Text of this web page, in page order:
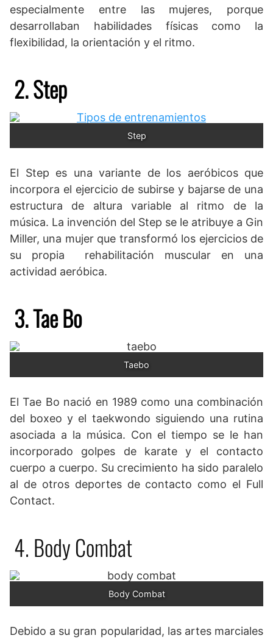
especialmente entre las mujeres, porque
desarrollaban habilidades físicas como la
flexibilidad, la orientación y el ritmo.
2. Step
Step
El Step es una variante de los aeróbicos que
incorpora el ejercicio de subirse y bajarse de una
estructura de altura variable al ritmo de la
música. La invención del Step se le atribuye a Gin
Miller, una mujer que transformó los ejercicios de
su propia rehabilitación muscular en una
actividad aeróbica.
3. Tae Bo
Taebo
El Tae Bo nació en 1989 como una combinación
del boxeo y el taekwondo siguiendo una rutina
asociada a la música. Con el tiempo se le han
incorporado golpes de karate y el contacto
cuerpo a cuerpo. Su crecimiento ha sido paralelo
al de otros deportes de contacto como el Full
Contact.
4. Body Combat
Body Combat
Debido a su gran popularidad, las artes marciales